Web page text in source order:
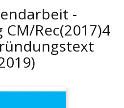
-
Rec(2017)4